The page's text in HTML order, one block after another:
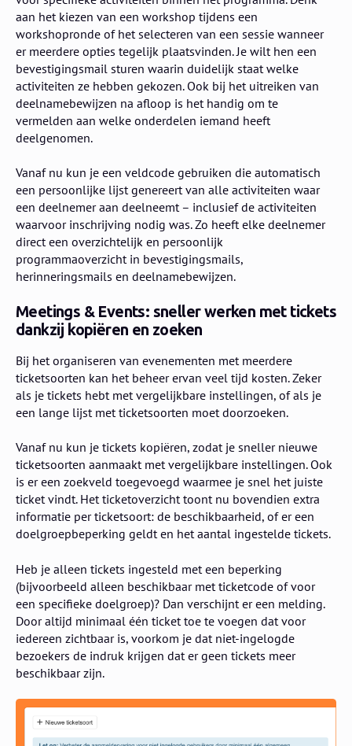
aan het kiezen van een workshop tijdens een
workshopronde of het selecteren van een sessie wanneer
er meerdere opties tegelijk plaatsvinden. Je wilt hen een
bevestigingsmail sturen waarin duidelijk staat welke
activiteiten ze hebben gekozen. Ook bij het uitreiken van
deelnamebewijzen na afloop is het handig om te
vermelden aan welke onderdelen iemand heeft
deelgenomen.
Vanaf nu kun je een veldcode gebruiken die automatisch
een persoonlijke lijst genereert van alle activiteiten waar
een deelnemer aan deelneemt – inclusief de activiteiten
waarvoor inschrijving nodig was. Zo heeft elke deelnemer
direct een overzichtelijk en persoonlijk
programmaoverzicht in bevestigingsmails,
herinneringsmails en deelnamebewijzen.
Meetings & Events: sneller werken met tickets
dankzij kopiëren en zoeken
Bij het organiseren van evenementen met meerdere
ticketsoorten kan het beheer ervan veel tijd kosten. Zeker
als je tickets hebt met vergelijkbare instellingen, of als je
een lange lijst met ticketsoorten moet doorzoeken.
Vanaf nu kun je tickets kopiëren, zodat je sneller nieuwe
ticketsoorten aanmaakt met vergelijkbare instellingen. Ook
is er een zoekveld toegevoegd waarmee je snel het juiste
ticket vindt. Het ticketoverzicht toont nu bovendien extra
informatie per ticketsoort: de beschikbaarheid, of er een
doelgroepbeperking geldt en het aantal ingestelde tickets.
Heb je alleen tickets ingesteld met een beperking
(bijvoorbeeld alleen beschikbaar met ticketcode of voor
een specifieke doelgroep)? Dan verschijnt er een melding.
Door altijd minimaal één ticket toe te voegen dat voor
iedereen zichtbaar is, voorkom je dat niet-ingelogde
bezoekers de indruk krijgen dat er geen tickets meer
beschikbaar zijn.